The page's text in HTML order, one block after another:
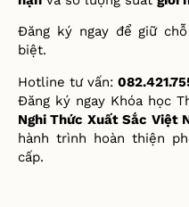
Đăng ký ngay để giữchỗ
biệt.
Hotline tư vấn:
Đăng ký ngay Khóa học
Nghi Thức Xuất Sắc Việt
hành trình hoàn thiện
cấp.